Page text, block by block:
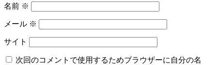
名前 ※
メール ※
サイト
次回のコメントで使用するためブラウザーに自分の名